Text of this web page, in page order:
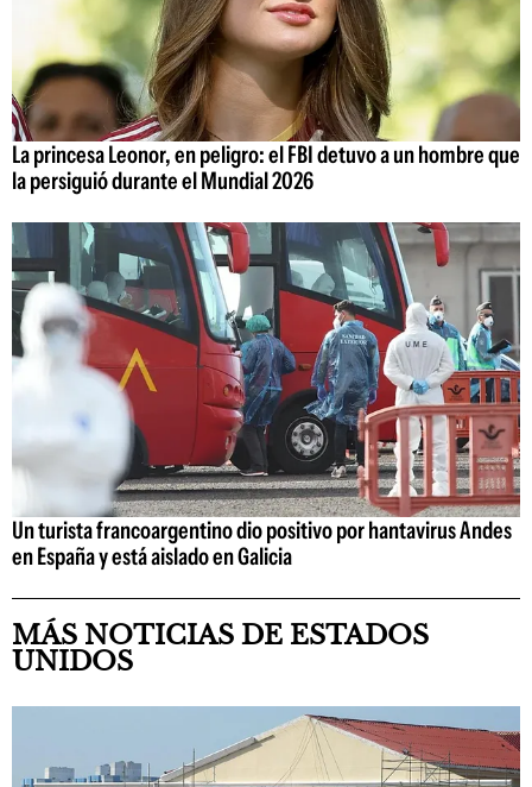
La princesa Leonor, en peligro: el FBI detuvo a un hombre que
la persiguió durante el Mundial 2026
Un turista francoargentino dio positivo por hantavirus Andes
en España y está aislado en Galicia
MÁS NOTICIAS DE ESTADOS
UNIDOS